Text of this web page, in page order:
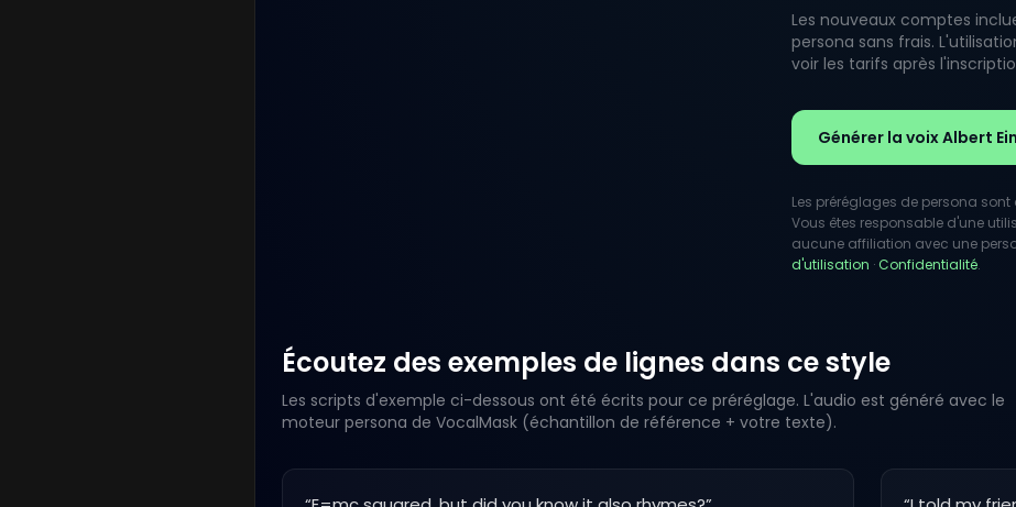
Les nouveaux comptes
persona sans frais.
voir les tarifs après
Générer la voix Albert
Les préréglages de persona
Vous êtes responsable d'une
aucune affiliation avec une
d'utilisation ·Confidentialité.
Écoutez des exemples de lignes dans ce style
Les scripts d'exemple ci-dessous ont été écrits pour ce préréglage. L'audio est généré avec le
moteur persona de VocalMask (échantillon de référence + votre texte).